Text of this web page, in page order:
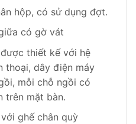
hộp, có sử dụng đợt.
có gờ vát
thiết kế với hệ
thoại, dây điện máy
mỗi chỗ ngồi có
trên mặt bàn.
ghế chân quỳ